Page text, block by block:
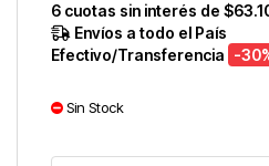
6 cuotas sin interés de
Envíos a todo el País
Efectivo/Transferencia -30
Sin Stock